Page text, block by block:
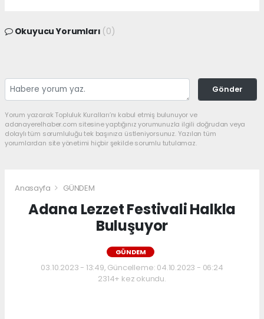
Okuyucu Yorumları (0)
Gönder
Yorum yazarak Topluluk Kuralları’nı kabul etmiş bulunuyor ve
adanayerelhaber.com sitesine yaptığınız yorumunuzla ilgili doğrudan veya
dolaylı tüm sorumluluğu tek başınıza üstleniyorsunuz. Yazılan tüm
yorumlardan site yönetimi hiçbir şekilde sorumlu tutulamaz.
Anasayfa GÜNDEM
Adana Lezzet Festivali Halkla
Buluşuyor
GÜNDEM
03.10.2023 - 13:49, Güncelleme: 04.10.2023 - 06:24
2314+ kez okundu.